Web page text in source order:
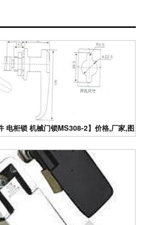
电柜锁 机械门锁MS308-2】价格,厂家,图